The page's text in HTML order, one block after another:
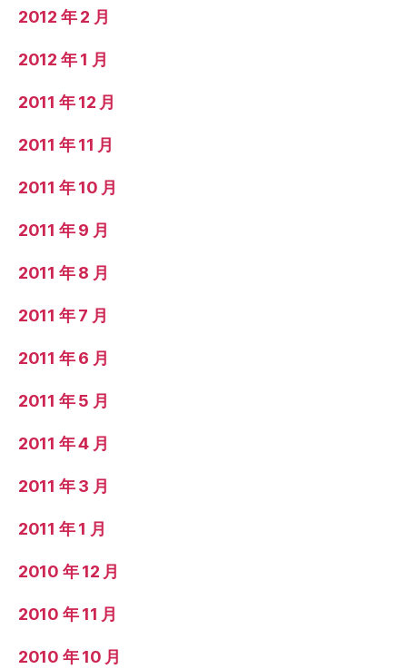
2012 年 2 月
2012 年 1 月
2011 年 12 月
2011 年 11 月
2011 年 10 月
2011 年 9 月
2011 年 8 月
2011 年 7 月
2011 年 6 月
2011 年 5 月
2011 年 4 月
2011 年 3 月
2011 年 1 月
2010 年 12 月
2010 年 11 月
2010 年 10 月